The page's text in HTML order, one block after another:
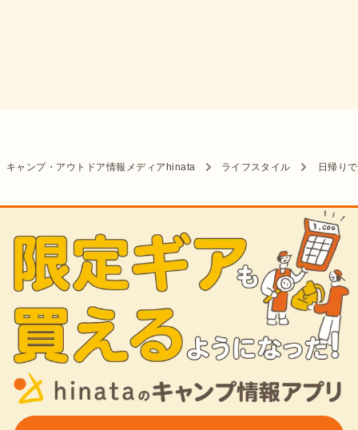
キャンプ・アウトドア情報メディアhinata ライフスタイル 日帰り